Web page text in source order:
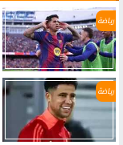
رياضة
رياضة